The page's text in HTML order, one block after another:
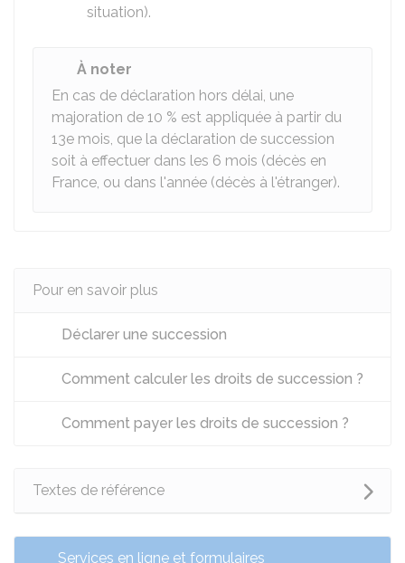
situation).
À noter
En cas de déclaration hors délai, une
majoration de 10 % est appliquée à partir du
13e mois, que la déclaration de succession
soit à effectuer dans les 6 mois (décès en
France, ou dans l'année (décès à l'étranger).
Pour en savoir plus
Déclarer une succession
Comment calculer les droits de succession ?
Comment payer les droits de succession ?
Textes de référence
Services en ligne et formulaires